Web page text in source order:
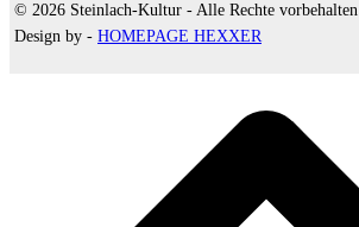
© 2026 Steinlach-Kultur - Alle Rechte vorbehalten |
Design by - HOMEPAGE HEXXER